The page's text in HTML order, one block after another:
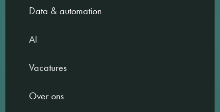
Data & automation
AI
Vacatures
Over ons